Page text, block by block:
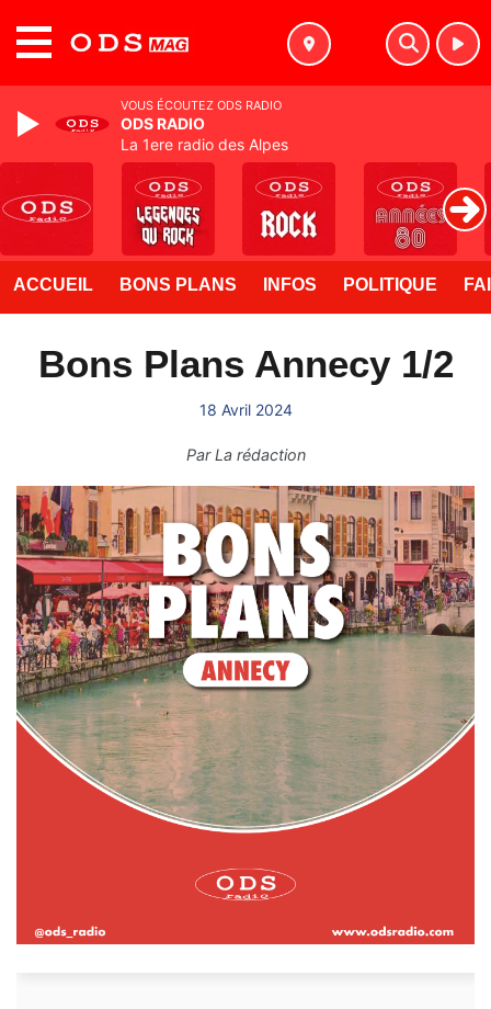
ACCUEIL BONS PLANS INFOS POLITIQUE
Bons Plans Annecy 1/2
18 Avril 2024
ParLa rédaction
VOUS ÉCOUTEZ ODS RADIO
ODS RADIO
La 1ere radio des Alpes